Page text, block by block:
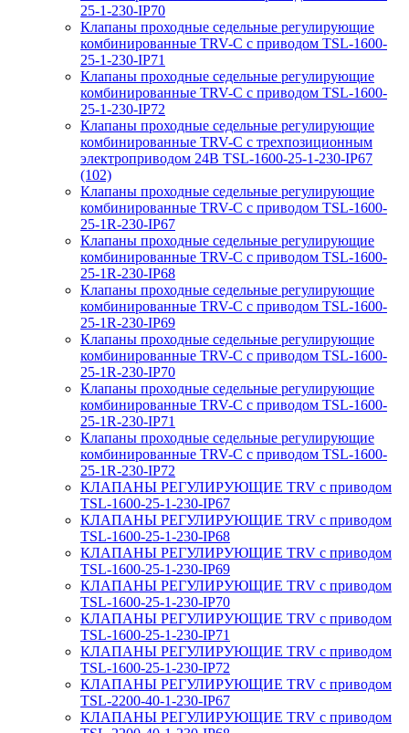
25-1-230-IP70
Клапаны проходные седельные регулирующие
комбинированные TRV-С с приводом TSL-1600-
25-1-230-IP71
Клапаны проходные седельные регулирующие
комбинированные TRV-С с приводом TSL-1600-
25-1-230-IP72
Клапаны проходные седельные регулирующие
комбинированные TRV-С с трехпозиционным
электроприводом 24В TSL-1600-25-1-230-IP67
(102)
Клапаны проходные седельные регулирующие
комбинированные TRV-С с приводом TSL-1600-
25-1R-230-IP67
Клапаны проходные седельные регулирующие
комбинированные TRV-С с приводом TSL-1600-
25-1R-230-IP68
Клапаны проходные седельные регулирующие
комбинированные TRV-С с приводом TSL-1600-
25-1R-230-IP69
Клапаны проходные седельные регулирующие
комбинированные TRV-С с приводом TSL-1600-
25-1R-230-IP70
Клапаны проходные седельные регулирующие
комбинированные TRV-С с приводом TSL-1600-
25-1R-230-IP71
Клапаны проходные седельные регулирующие
комбинированные TRV-С с приводом TSL-1600-
25-1R-230-IP72
КЛАПАНЫ РЕГУЛИРУЮЩИЕ TRV с приводом
TSL-1600-25-1-230-IP67
КЛАПАНЫ РЕГУЛИРУЮЩИЕ TRV с приводом
TSL-1600-25-1-230-IP68
КЛАПАНЫ РЕГУЛИРУЮЩИЕ TRV с приводом
TSL-1600-25-1-230-IP69
КЛАПАНЫ РЕГУЛИРУЮЩИЕ TRV с приводом
TSL-1600-25-1-230-IP70
КЛАПАНЫ РЕГУЛИРУЮЩИЕ TRV с приводом
TSL-1600-25-1-230-IP71
КЛАПАНЫ РЕГУЛИРУЮЩИЕ TRV с приводом
TSL-1600-25-1-230-IP72
КЛАПАНЫ РЕГУЛИРУЮЩИЕ TRV с приводом
TSL-2200-40-1-230-IP67
КЛАПАНЫ РЕГУЛИРУЮЩИЕ TRV с приводом